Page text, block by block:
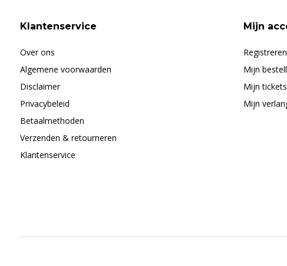
Klantenservice
Over ons
Algemene voorwaarden
Disclaimer
Privacybeleid
Betaalmethoden
Verzenden & retourneren
Klantenservice
Mijn
Registreren
Mijn
Mijn tickets
Mijn